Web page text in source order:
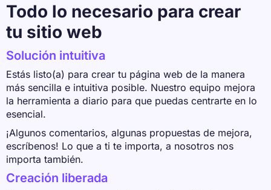
Todo lo necesario para crear
tu sitio web
Solución intuitiva
Estás listo(a) para crear tu página web de la manera
más sencilla e intuitiva posible. Nuestro equipo mejora
la herramienta a diario para que puedas centrarte en lo
esencial.
¡Algunos comentarios, algunas propuestas de mejora,
escríbenos! Lo que a ti te importa, a nosotros nos
importa también.
Creación liberada